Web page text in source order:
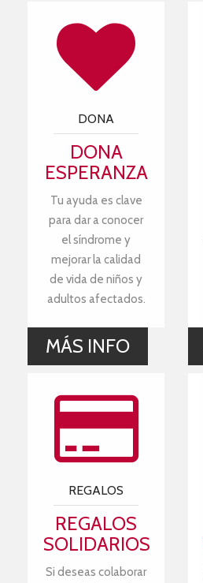
DONA
DONA
ESPERANZA
Tu ayuda es clave
para dar a conocer
el síndrome y
mejorar la calidad
de vida de niños y
adultos afectados.
MÁS INFO
REGALOS
REGALOS
SOLIDARIOS
Si deseas colaborar